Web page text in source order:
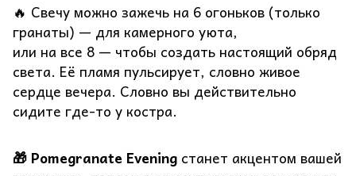
🔥 Свечу можно зажечь на 6 огоньков (только
гранаты) — для камерного уюта,
или на все 8 — чтобы создать настоящий обряд
света. Её пламя пульсирует, словно живое
сердце вечера. Словно вы действительно
сидите где-то у костра.
🎁 Pomegranate Evening станет акцентом вашей